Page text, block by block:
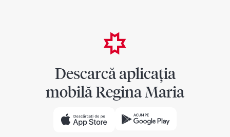
Descarcă aplicația
mobilă Regina Maria